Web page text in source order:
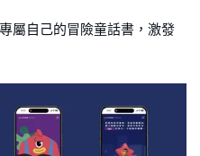
屬自己的冒險童話書，激發